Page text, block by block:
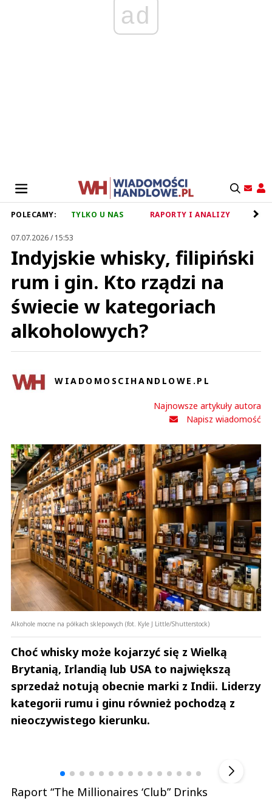
ad
POLECAMY: TYLKO U NAS RAPORTY I ANALIZY
07.07.2026 / 15:53
Indyjskie whisky, filipiński
rum i gin. Kto rządzi na
świecie w kategoriach
alkoholowych?
WIADOMOSCIHANDLOWE.PL
Najnowsze artykuły autora
Napisz wiadomość
Alkohole mocne na półkach sklepowych (fot. Kyle J Little/Shutterstock)
Choć whisky może kojarzyć się z Wielką
Brytanią, Irlandią lub USA to największą
sprzedaż notują obecnie marki z Indii. Liderzy
kategorii rumu i ginu również pochodzą z
nieoczywistego kierunku.
Raport “The Millionaires ‘Club” Drinks